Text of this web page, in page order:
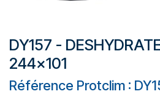
DY157 -
244x101
Référence Protclim :